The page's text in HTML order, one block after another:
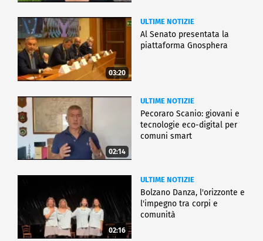
03:20
ULTIME NOTIZIE
Al Senato presentata la
piattaforma Gnosphera
02:14
ULTIME NOTIZIE
Pecoraro Scanio: giovani e
tecnologie eco-digital per
comuni smart
02:16
ULTIME NOTIZIE
Bolzano Danza, l'orizzonte e
l'impegno tra corpi e
comunità